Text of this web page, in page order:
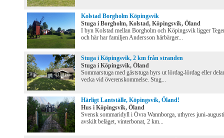
Kolstad Borgholm Köpingsvik
Stuga i Borgholm, Kolstad, Köpingsvik, Öland
I byn Kolstad mellan Borgholm och Köpingsvik ligger
och här har familjen Andersson härbärger...
Stuga i Köpingsvik, 2 km från stranden
Stuga i Köpingsvik, Öland
Sommarstuga med gäststuga hyrs ut lördag-lördag eller
vecka vid överenskommelse. Stug...
Härligt Lantställe, Köpingsvik, Öland!
Hus i Köpingsvik, Öland
Svensk sommaridyll i Övra Wannborga, uthyres juni-
avskilt beläget, vinterbonat, 2 km...